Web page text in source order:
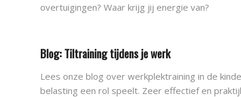
overtuigingen? Waar krijg jij energie van?
Blog: Tiltraining tijdens je werk
Lees onze blog over werkplektraining in de
belasting een rol speelt. Zeer effectief en